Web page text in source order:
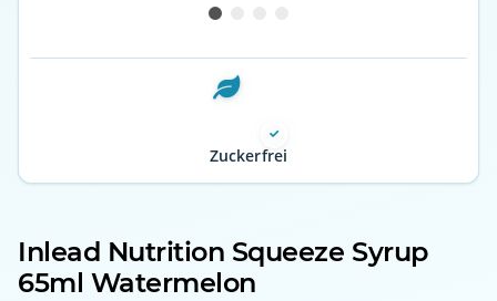
Zuckerfrei
Inlead Nutrition Squeeze Syrup
65ml Watermelon